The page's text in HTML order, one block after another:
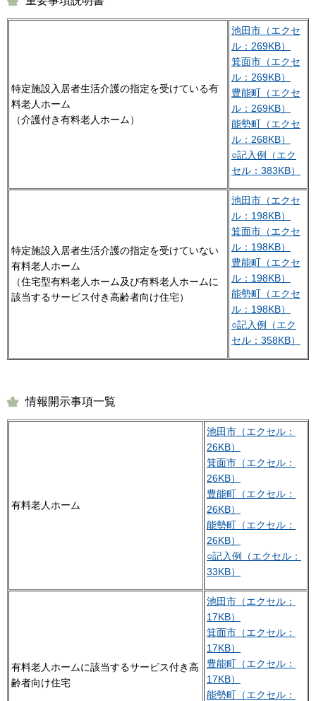
特定施設入居者生活介護の指定を受けている有
料老人ホーム
（介護付き有料老人ホーム）
池田市（エクセ
ル：269KB）
箕面市（エクセ
ル：269KB）
豊能町（エクセ
ル：269KB）
能勢町（エクセ
ル：268KB）
○記入例（エク
セル：383KB）
特定施設入居者生活介護の指定を受けていない
有料老人ホーム
（住宅型有料老人ホーム及び有料老人ホームに
該当するサービス付き高齢者向け住宅）
池田市（エクセ
ル：198KB）
箕面市（エクセ
ル：198KB）
豊能町（エクセ
ル：198KB）
能勢町（エクセ
ル：198KB）
○記入例（エク
セル：358KB）
情報開示事項一覧
有料老人ホーム
池田市（エクセル：
26KB）
箕面市（エクセル：
26KB）
豊能町（エクセル：
26KB）
能勢町（エクセル：
26KB）
○記入例（エクセル：
33KB）
有料老人ホームに該当するサービス付き高
齢者向け住宅
池田市（エクセル：
17KB）
箕面市（エクセル：
17KB）
豊能町（エクセル：
17KB）
能勢町（エクセル：